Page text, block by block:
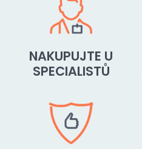
NAKUPUJTE U
SPECIALISTŮ